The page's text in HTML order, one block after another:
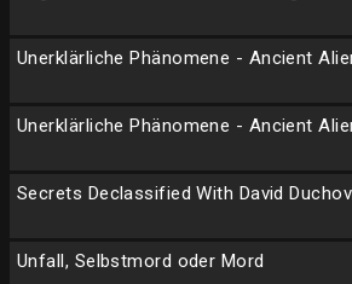
Unerklärliche Phänomene - Ancient
Unerklärliche Phänomene - Ancient
Secrets Declassified With David
Unfall, Selbstmord oder Mord